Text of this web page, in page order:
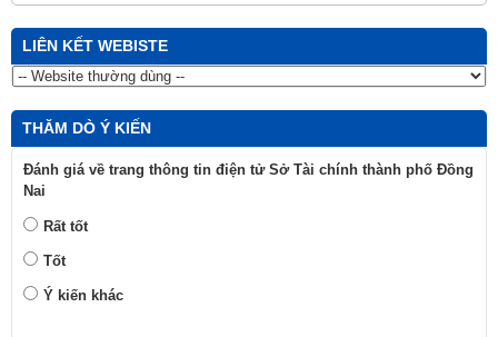
LIÊN KẾT WEBISTE
THĂM DÒ Ý KIẾN
Đánh giá về trang thông tin điện tử Sở Tài chính thành phố Đồng
Nai
Rất tốt
Tốt
Ý kiến khác